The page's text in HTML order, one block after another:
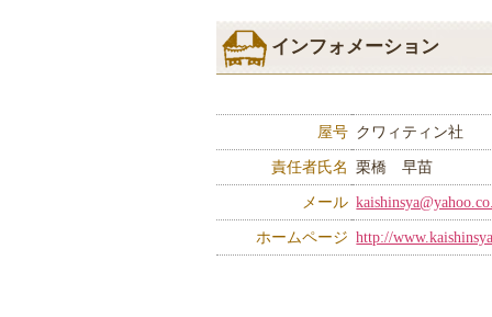
インフォメーション
屋号 クワィティン社
責任者氏名 栗橋 早苗
メール
ホームページ http://